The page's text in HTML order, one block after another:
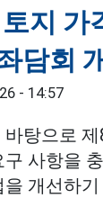
지 가
담회
- 14:57
탕으로 제
구 사항을
개선하